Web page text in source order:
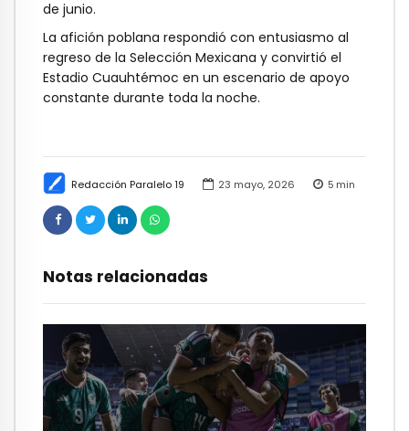
Redacción Paralelo 19 23 mayo, 2026 5 min
Notas relacionadas
de junio.
La afición poblana respondió con entusiasmo al
regreso de la Selección Mexicana y convirtió el
Estadio Cuauhtémoc en un escenario de apoyo
constante durante toda la noche.